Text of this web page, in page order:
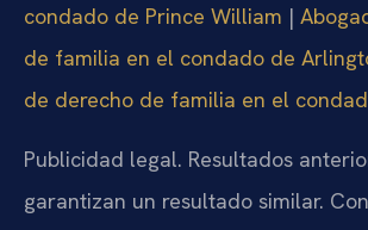
condado de Prince William |
de familia en el condado de
de derecho de familia en el
Publicidad legal. Resultados
garantizan un resultado similar.